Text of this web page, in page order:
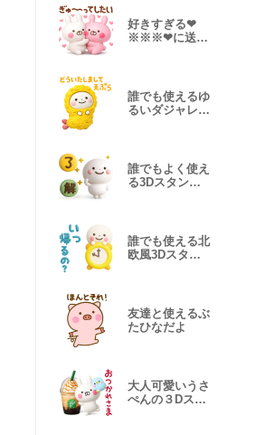
好きすぎる❤
※※※❤に送る
誰でも使えるゆ
るいダジャレ
誰でもよく使え
る3Dスタンプ
誰でも使える北
欧風3Dスタン
友達と使えるぶ
たひなだよ
大人可愛いうさ
ぺんの３Dスタ